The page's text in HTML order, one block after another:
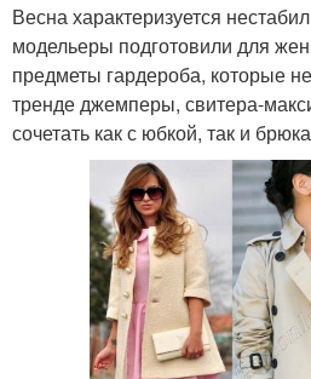
Весна характеризуется
модельеры подготовили для
предметы гардероба, которые
тренде джемперы, свитера-
сочетать как с юбкой, так и